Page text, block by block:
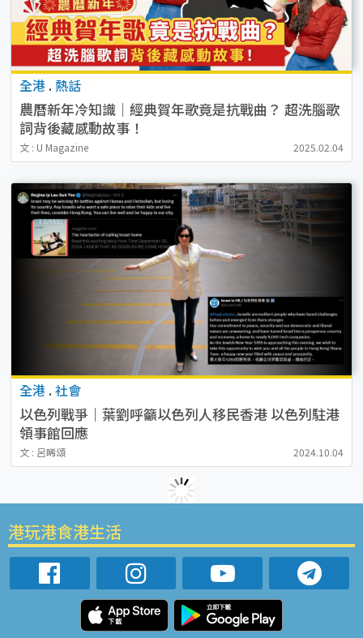
全港 . 熱話
農曆新年冷知識｜經典賀年歌竟是抗戰曲？ 超洗腦歌
詞背後藏感動故事！
文 : U Magazine 2025.02.04
全港 . 社會
以色列戰爭｜葉劉呼籲以色列人移民香港 以色列駐港
領事館回應
文 : 呂晞頌 2024.10.04
港玩港食港生活